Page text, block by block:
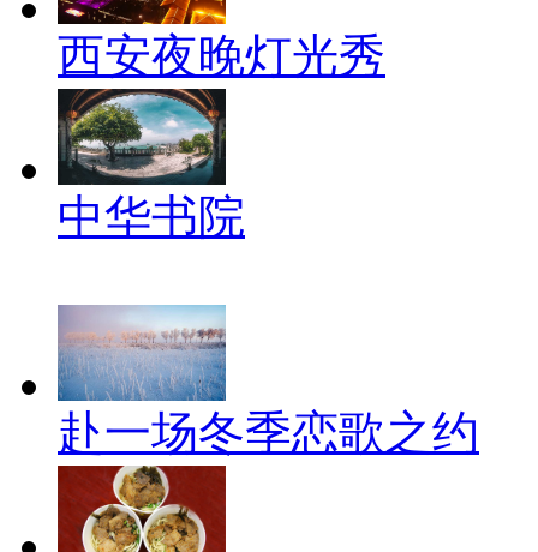
西安夜晚灯光秀
中华书院
赴一场冬季恋歌之约